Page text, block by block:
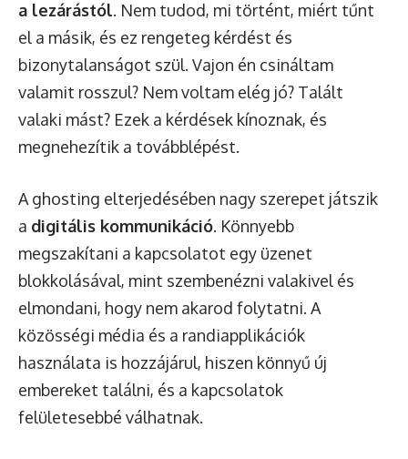
a lezárástól. Nem tudod, mi történt, miért tűnt
el a másik, és ez rengeteg kérdést és
bizonytalanságot szül. Vajon én csináltam
valamit rosszul? Nem voltam elég jó? Talált
valaki mást? Ezek a kérdések kínoznak, és
megnehezítik a továbblépést.
A ghosting elterjedésében nagy szerepet játszik
a digitális kommunikáció. Könnyebb
megszakítani a kapcsolatot egy üzenet
blokkolásával, mint szembenézni valakivel és
elmondani, hogy nem akarod folytatni. A
közösségi média és a randiapplikációk
használata is hozzájárul, hiszen könnyű új
embereket találni, és a kapcsolatok
felületesebbé válhatnak.